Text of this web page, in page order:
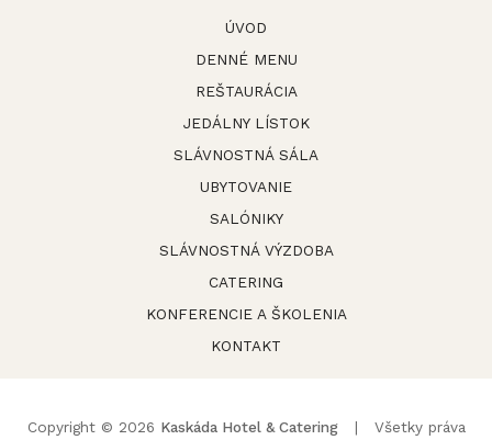
ÚVOD
DENNÉ MENU
REŠTAURÁCIA
JEDÁLNY LÍSTOK
SLÁVNOSTNÁ SÁLA
UBYTOVANIE
SALÓNIKY
SLÁVNOSTNÁ VÝZDOBA
CATERING
KONFERENCIE A ŠKOLENIA
KONTAKT
Copyright © 2026 Kaskáda Hotel & Catering| Všetky práva